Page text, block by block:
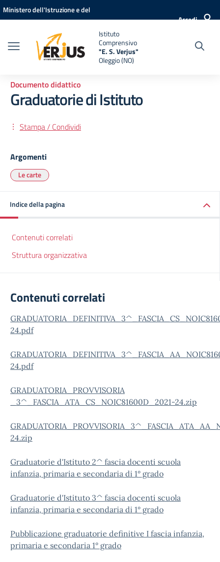
Vai ai contenuti
Vai al menu di navigazione
Vai al footer
Ministero dell'Istruzione e del
Accedi
Istituto
Comprensivo
"E. S. Verjus"
Oleggio (NO)
Documento didattico
Graduatorie di Istituto
Stampa / Condividi
Argomenti
Le carte
Indice della pagina
Contenuti correlati
Struttura organizzativa
Contenuti correlati
24.pdf
24.pdf
GRADUATORIA_PROVVISORIA
_3^_FASCIA_ATA_CS_NOIC81600D_2021-24.zip
24.zip
Graduatorie d'Istituto 2^ fascia docenti scuola
infanzia, primaria e secondaria di 1° grado
Graduatorie d'Istituto 3^ fascia docenti scuola
infanzia, primaria e secondaria di 1° grado
Pubblicazione graduatorie definitive I fascia infanzia,
primaria e secondaria 1° grado